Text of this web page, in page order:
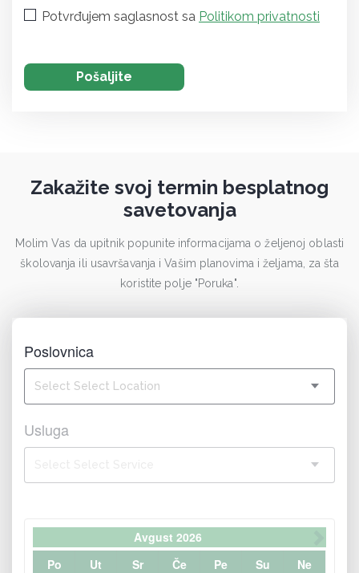
Potvrđujem saglasnost sa Politikom privatnosti
Zakažite svoj termin besplatnog
savetovanja
Molim Vas da upitnik popunite informacijama o željenoj oblasti
školovanja ili usavršavanja i Vašim planovima i željama, za šta
koristite polje "Poruka".
Poslovnica
Select Select Location
Usluga
Avgust 2026
Po
Ut Sr Če Pe Su Ne